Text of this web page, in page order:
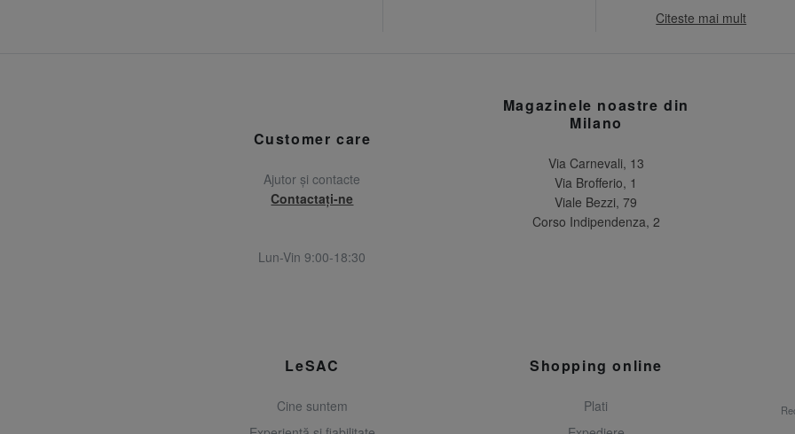
Citeste mai mult
Customer care
Ajutor și contacte
Contactați-ne
Lun-Vin 9:00-18:30
Magazinele noastre din
Milano
Via Carnevali, 13
Via Brofferio, 1
Viale Bezzi, 79
Corso Indipendenza, 2
LeSAC
Cine suntem
Shopping online
Plati